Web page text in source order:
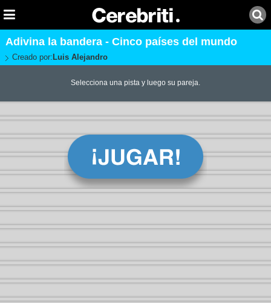
Adivina la bandera - Cinco países del mundo
Creado por: Luis Alejandro
Selecciona una pista y luego su pareja.